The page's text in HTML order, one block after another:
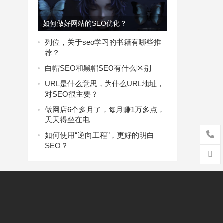
如何做好网站的SEO优化？
列位，关于seo学习的书籍有哪些推
荐？
白帽SEO和黑帽SEO有什么区别
URL是什么意思，为什么URL地址，
对SEO很主要？
做网店6个多月了，每月赚1万多点，
天天得坐在电
如何使用“逆向工程”，更好的明白
SEO？